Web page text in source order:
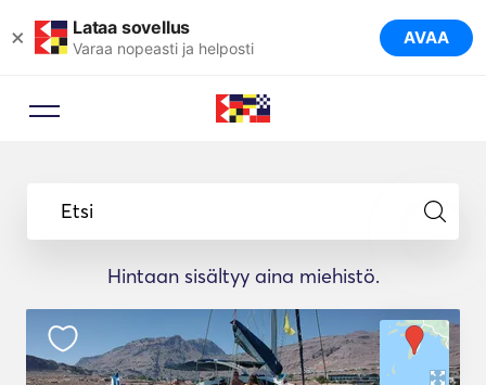
× Lataa sovellus
Varaa nopeasti ja helposti AVAA
Etsi
Hintaan sisältyy aina miehistö.